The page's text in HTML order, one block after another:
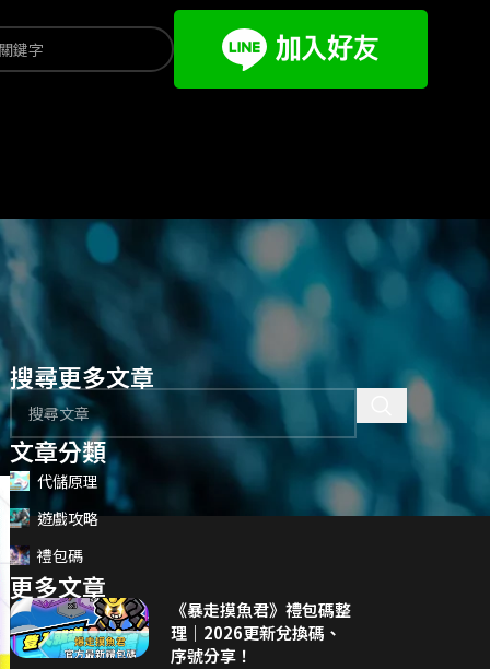
搜尋更多文章
文章分類
代儲原理
遊戲攻略
禮包碼
更多文章
《暴走摸魚君》禮包碼整
理｜2026更新兌換碼、
序號分享！